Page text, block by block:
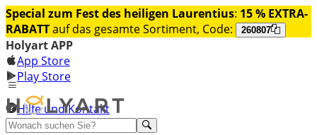
Special zum Fest des heiligen Laurentius: 15 % EXTRA-
RABATTauf das gesamte Sortiment, Code: 260807
Holyart APP
App Store
Play Store
Hilfe und Kontakt
Entdecken Sie Premium